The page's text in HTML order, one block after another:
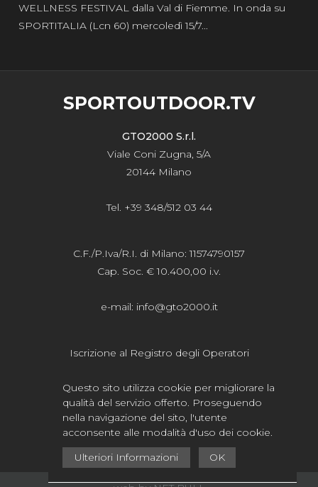
WELLNESS FESTIVAL dalla Val di Fiemme. In onda su
SPORTITALIA (Lcn 60) mercoledì 15/7...
SPORTOUTDOOR.TV
GTO2000 S.r.l.
Viale Coni Zugna, 5/A
20144 Milano
Tel. +39 348/512 03 44
C.F./P.Iva/R.I. di Milano: 11574790157
Cap. Soc. € 10.400,00 i.v.
e-mail: info@gto2000.it
Iscrizione al Registro degli Operatori
Privacy -Cookie
Questo sito utilizza cookie per migliorare la
qualità del servizio offerto. Proseguendo
nella navigazione del sito, l'utente
acconsente alle modalità d'uso dei cookie.
Ulteriori Informazioni
OK